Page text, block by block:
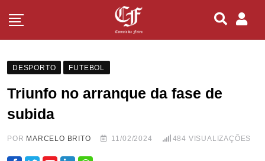
DESPORTO FUTEBOL
Triunfo no arranque da fase de
subida
POR MARCELO BRITO 11/02/2024 484 VISUALIZAÇÕES